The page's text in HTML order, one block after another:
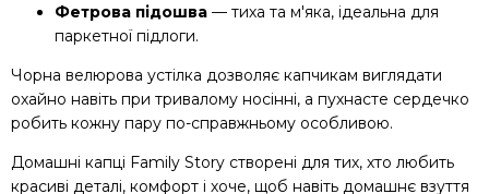
Фетрова підошва — тиха та м'яка, ідеальна для
паркетної підлоги.
Чорна велюрова устілка дозволяє капчикам виглядати
охайно навіть при тривалому носінні, а пухнасте сердечко
робить кожну пару по-справжньому особливою.
Домашні капці Family Story створені для тих, хто любить
красиві деталі, комфорт і хоче, щоб навіть домашнє взуття